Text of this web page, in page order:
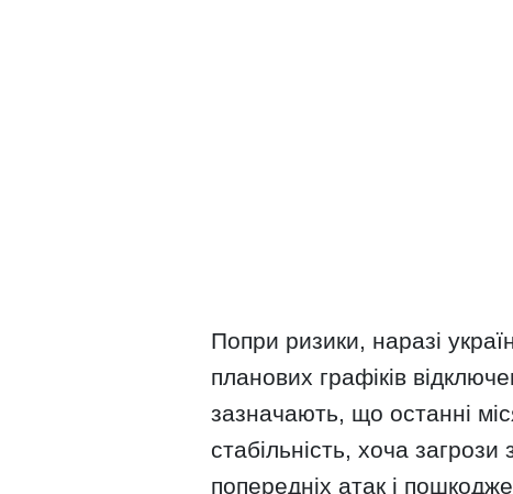
Попри ризики, наразі
планових графіків
зазначають, що останні
стабільність, хоча
попередніх атак і